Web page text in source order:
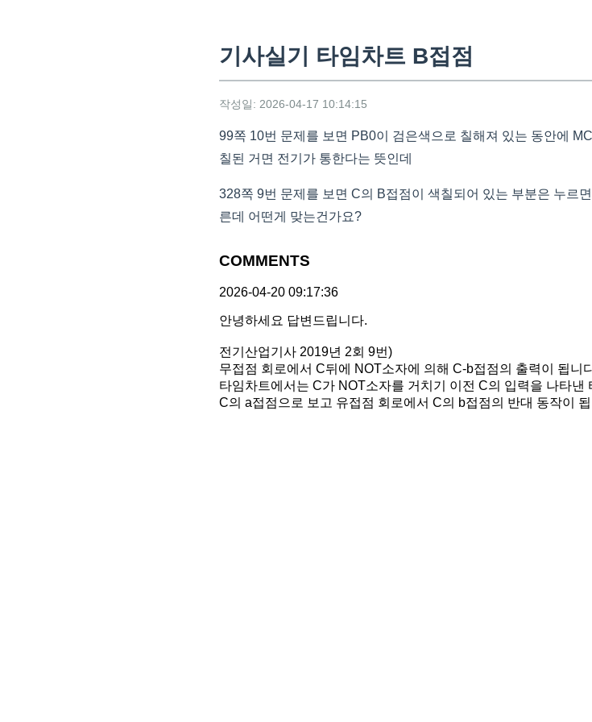
기사실기 타임차트 B접점
작성일: 2026-04-17 10:14:15
99쪽 10번 문제를 보면 PB0이 검은색으로 칠해져 있는 동안에
칠된 거면 전기가 통한다는 뜻인데
328쪽 9번 문제를 보면 C의 B접점이 색칠되어 있는 부분은 누르
른데 어떤게 맞는건가요?
COMMENTS
2026-04-20 09:17:36
안녕하세요 답변드립니다.
전기산업기사 2019년 2회 9번)
무접점 회로에서 C뒤에 NOT소자에 의해 C-b접점의 출력이 됩니
타임차트에서는 C가 NOT소자를 거치기 이전 C의 입력을 나타낸
C의 a접점으로 보고 유접점 회로에서 C의 b접점의 반대 동작이